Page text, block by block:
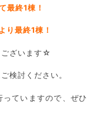
最終1棟！
最終1棟！
ございます☆
検討ください。
ていますので、ぜひ